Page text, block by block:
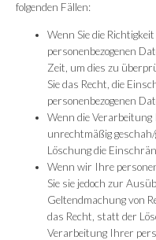
folgenden Fällen:
Wenn Sie die
personenbezogenen
Zeit, um dies zu
Sie das Recht, die
personenbezogenen
Wenn die Verarbeitung
unrechtmäßig
Löschung die
Wenn wir Ihre
Sie sie jedoch zur
Geltendmachung von
das Recht, statt der
Verarbeitung Ihrer